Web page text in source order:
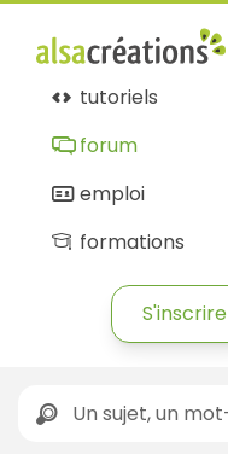
tutoriels
forum
emploi
formations
S'inscrire